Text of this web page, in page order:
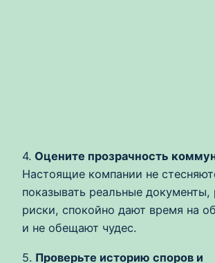
4. Оцените прозрачность
Настоящие компании не
показывать реальные документы,
риски, спокойно дают время на
и не обещают чудес.
5. Проверьте историю споров и